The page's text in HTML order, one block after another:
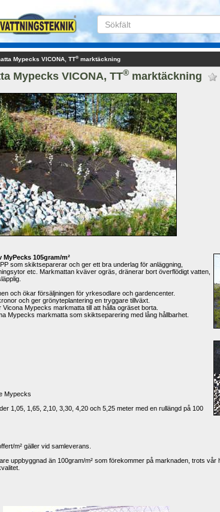
Mypecks VICONA, TT® marktäckning
Mypecks VICONA, TT®marktäckning
MyPecks 105gram/m²
som skiktseparerar och ger ett bra underlag för anläggning,
etc. Markmattan kväver ogräs, dränerar bort överflödigt vatten,
och ökar försäljningen för yrkesodlare och gardencenter.
och ger grönyteplantering en tryggare tillväxt.
Mypecks markmatta till att hålla ogräset borta.
Mypecks markmatta som skiktseparering med lång hållbarhet.
Mypecks
1,05, 1,65, 2,10, 3,30, 4,20 och 5,25 meter med en rullängd på 100
m² gäller vid samleverans.
uppbyggnad än 100gram/m² som förekommer på marknaden, trots vår